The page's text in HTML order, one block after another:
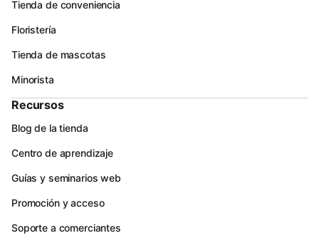
Tienda de conveniencia
Floristería
Tienda de mascotas
Minorista
Recursos
Blog de la tienda
Centro de aprendizaje
Guías y seminarios web
Promoción y acceso
Soporte a comerciantes